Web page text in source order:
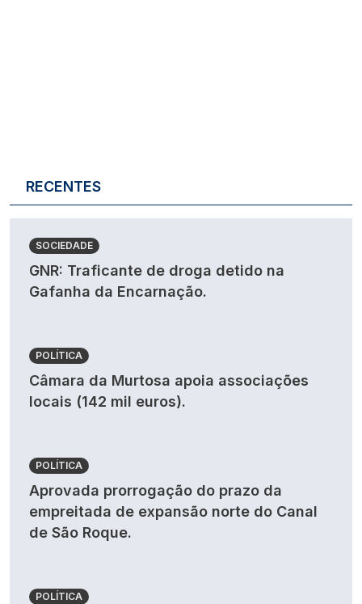
RECENTES
SOCIEDADE
GNR: Traficante de droga detido na
Gafanha da Encarnação.
POLÍTICA
Câmara da Murtosa apoia associações
locais (142 mil euros).
POLÍTICA
Aprovada prorrogação do prazo da
empreitada de expansão norte do Canal
de São Roque.
POLÍTICA